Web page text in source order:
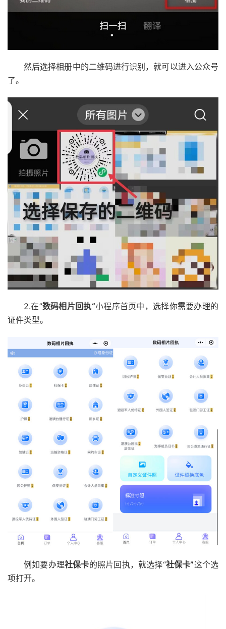
然后选择相册中的二维码进行识别，就可以进入公众号
了。
2.在”数码相片回执“小程序首页中，选择你需要办理的
证件类型。
例如要办理社保卡的照片回执，就选择“社保卡”这个选
项打开。